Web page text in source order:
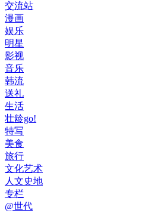
交流站
漫画
娱乐
明星
影视
音乐
韩流
送礼
生活
壮龄go!
特写
美食
旅行
文化艺术
人文史地
专栏
@世代